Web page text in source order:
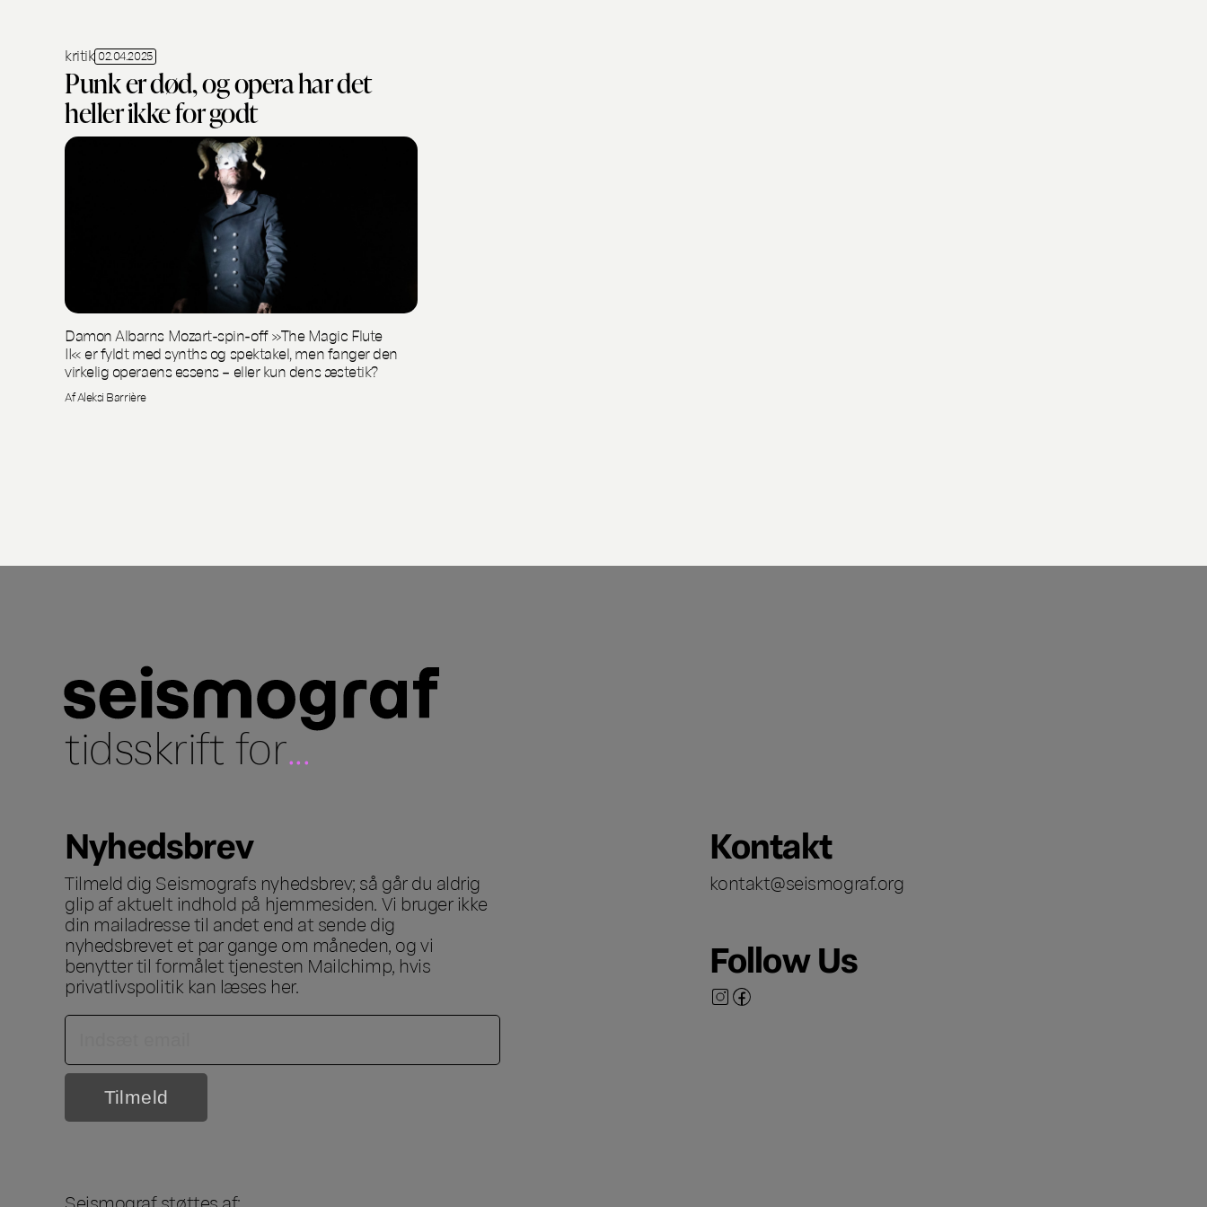
kritik 02.04.2025
Punk er død, og opera har det
heller ikke for godt
Damon Albarns Mozart-spin-off »The Magic Flute
II« er fyldt med synths og spektakel, men fanger den
virkelig operaens essens – eller kun dens æstetik?
Af Aleksi Barrière
tidsskrift for...
Nyhedsbrev
Tilmeld dig Seismografs nyhedsbrev; så går du aldrig
glip af aktuelt indhold på hjemmesiden. Vi bruger ikke
din mailadresse til andet end at sende dig
nyhedsbrevet et par gange om måneden, og vi
benytter til formålet tjenesten Mailchimp, hvis
privatlivspolitik kan læses her.
Kontakt
kontakt@seismograf.org
Follow Us
Seismograf støttes af: